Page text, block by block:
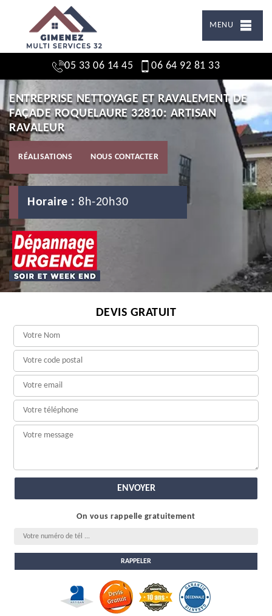
MENU
05 33 06 14 45 06 64 92 81 33
ENTREPRISE NETTOYAGE ET RAVALEMENT DE
FAÇADE ROQUELAURE 32810: ARTISAN
RAVALEUR
RÉALISATIONS NOUS CONTACTER
Horaire : 8h-20h30
DEVIS GRATUIT
On vous rappelle gratuitement